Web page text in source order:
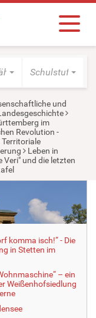
Schulstufe
und
im
Revolution -
Territoriale
Leben in
Veri" und die letzten
komma isch!“ - Die
in Stetten im
– ein
Weißenhofsiedlung